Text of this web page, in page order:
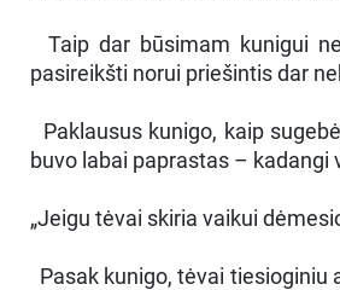
Taip dar būsimam kunigui
pasireikšti norui priešintis dar
Paklausus kunigo, kaip
buvo labai paprastas – kadangi
„Jeigu tėvai skiria vaikui
Pasak kunigo, tėvai tiesioginiu